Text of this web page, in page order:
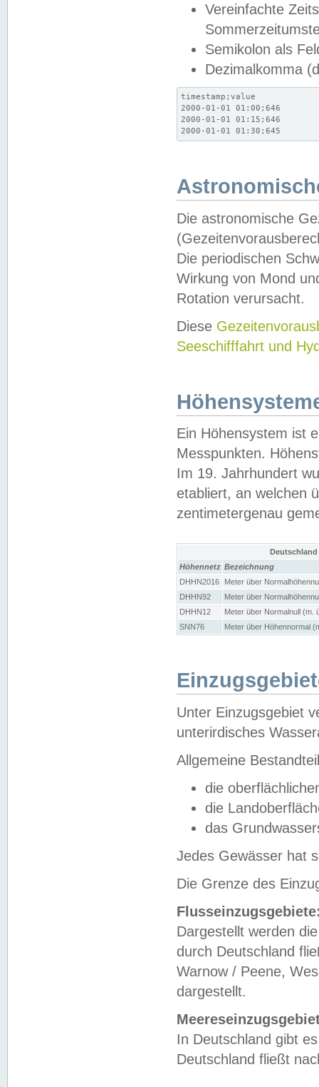
Vereinfachte
Semikolon als
Dezimalkomma
timestamp;value
2000-01-01 01:00;646
2000-01-01 01:15;646
2000-01-01 01:30;645
Die astronomische
Die periodischen
Wirkung von Mond
Rotation verursacht.
Diese
Seeschifffahrt und
Ein Höhensystem ist
Messpunkten.
Im 19. Jahrhundert
etabliert, an welchen
zentimetergenau
Höhennetz Bezeichnung
DHHN2016
Meter über
DHHN92
Meter über
DHHN12
Meter über Normalnull (m.
SNN76
Meter über Höhennormal
Unter Einzugsgebiet
unterirdisches
Allgemeine
die
die
das
Jedes Gewässer hat
Die Grenze des
Dargestellt werden
durch Deutschland
Warnow / Peene,
dargestellt.
In Deutschland gibt
Deutschland fließt